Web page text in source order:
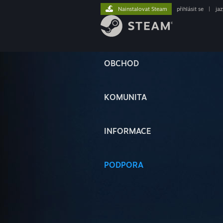
OBCHOD
KOMUNITA
INFORMACE
PODPORA
Nainstalovat Steam přihlásit se